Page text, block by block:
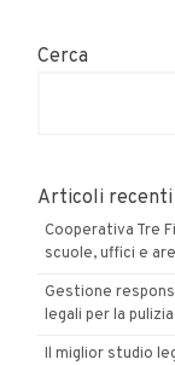
Cerca
Articoli recenti
Cooperativa Tre
scuole, uffici e
Gestione
legali per la
Il miglior studio